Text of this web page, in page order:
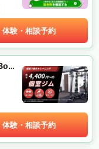
体験・相談予約
プライベートボックスフィット (Private Box Fit)
体験・相談予約